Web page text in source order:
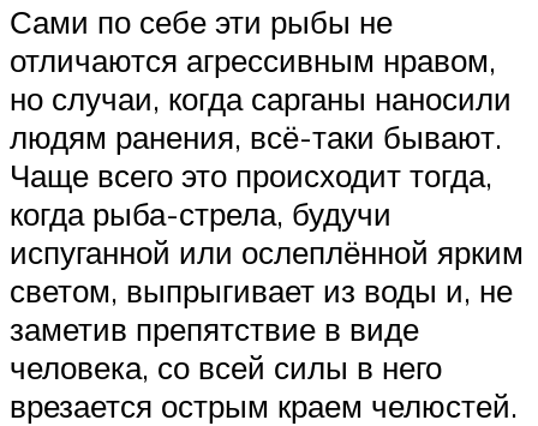
Сами по себе эти рыбы не
отличаются агрессивным нравом,
но случаи, когда сарганы наносили
людям ранения, всё-таки бывают.
Чаще всего это происходит тогда,
когда рыба-стрела, будучи
испуганной или ослеплённой ярким
светом, выпрыгивает из воды и, не
заметив препятствие в виде
человека, со всей силы в него
врезается острым краем челюстей.